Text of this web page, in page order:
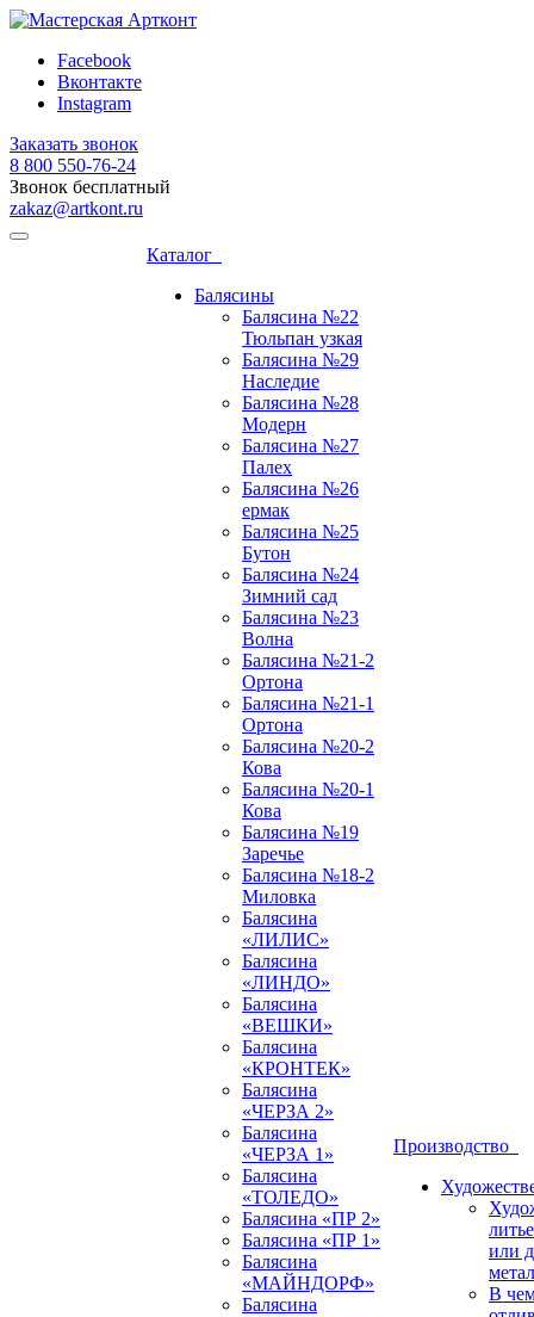
Facebook
Вконтакте
Instagram
Заказать звонок
8 800 ‎550-76-24
Звонок бесплатный
zakaz@artkont.ru
Каталог
Балясины
Балясина №22
Тюльпан узкая
Балясина №29
Наследие
Балясина №28
Модерн
Балясина №27
Палех
Балясина №26
ермак
Балясина №25
Бутон
Балясина №24
Зимний сад
Балясина №23
Волна
Балясина №21-2
Ортона
Балясина №21-1
Ортона
Балясина №20-2
Кова
Балясина №20-1
Кова
Балясина №19
Заречье
Балясина №18-2
Миловка
Балясина
«ЛИЛИС»
Балясина
«ЛИНДО»
Балясина
«ВЕШКИ»
Балясина
«КРОНТЕК»
Балясина
«ЧЕРЗА 2»
Балясина
«ЧЕРЗА 1»
Балясина
«ТОЛЕДО»
Балясина «ПР 2»
Балясина «ПР 1»
Балясина
«МАЙНДОРФ»
Балясина
Производство
или
В